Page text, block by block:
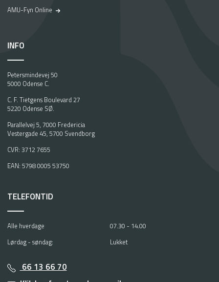
AMU-Fyn Online
INFO
Petersmindevej 50
5000 Odense C.
C. F. Tietgens Boulevard 27
5220 Odense SØ.
Parallelvej 5, 7000 Fredericia
Vestergade 45, 5700 Svendborg
CVR: 3712 7655
EAN: 5798 0005 53750
TELEFONTID
Alle hverdage
07.30 - 14.00
Lørdag - søndag:
Lukket
66 13 66 70